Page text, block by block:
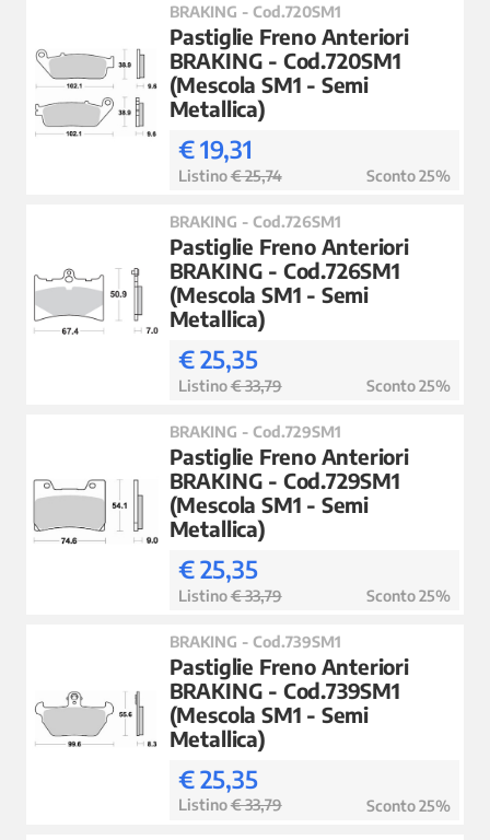
BRAKING - Cod.720SM1
Pastiglie Freno Anteriori
BRAKING - Cod.720SM1
(Mescola SM1 - Semi
Metallica)
€ 19,31
Listino€ 25,74 Sconto 25%
BRAKING - Cod.726SM1
Pastiglie Freno Anteriori
BRAKING - Cod.726SM1
(Mescola SM1 - Semi
Metallica)
€ 25,35
Listino€ 33,79 Sconto 25%
BRAKING - Cod.729SM1
Pastiglie Freno Anteriori
BRAKING - Cod.729SM1
(Mescola SM1 - Semi
Metallica)
€ 25,35
Listino€ 33,79 Sconto 25%
BRAKING - Cod.739SM1
Pastiglie Freno Anteriori
BRAKING - Cod.739SM1
(Mescola SM1 - Semi
Metallica)
€ 25,35
Listino€ 33,79 Sconto 25%